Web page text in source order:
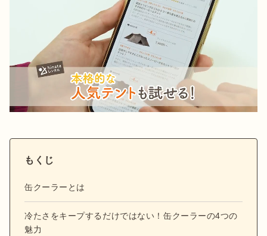
もくじ
缶クーラーとは
冷たさをキープするだけではない！缶クーラーの4つの
魅力